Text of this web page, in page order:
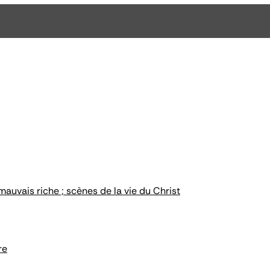
riche ; scènes de la vie du Christ